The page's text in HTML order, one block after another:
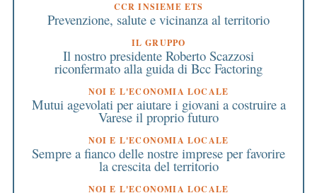
CCR INSIEME ETS
Prevenzione, salute e vicinanza al territorio
IL GRUPPO
Il nostro presidente Roberto Scazzosi
riconfermato alla guida di Bcc Factoring
NOI E L'ECONOMIA LOCALE
Mutui agevolati per aiutare i giovani a costruire a
Varese il proprio futuro
NOI E L'ECONOMIA LOCALE
Sempre a fianco delle nostre imprese per favorire
la crescita del territorio
NOI E L'ECONOMIA LOCALE